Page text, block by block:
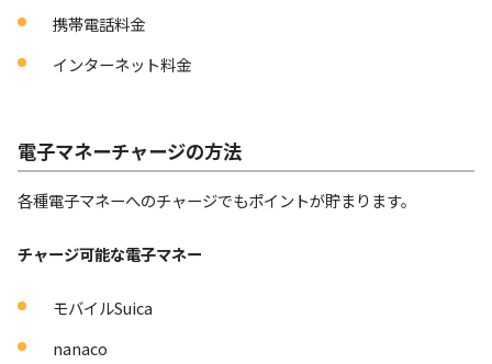
携帯電話料金
インターネット料金
電子マネーチャージの方法
各種電子マネーへのチャージでもポイントが貯まります。
チャージ可能な電子マネー
モバイルSuica
nanaco